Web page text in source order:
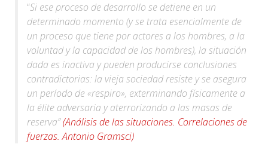
“Si ese proceso de desarrollo se detiene en un
determinado momento (y se trata esencialmente de
un proceso que tiene por actores a los hombres, a la
voluntad y la capacidad de los hombres), la situación
dada es inactiva y pueden producirse conclusiones
contradictorias: la vieja sociedad resiste y se asegura
un período de «respiro», exterminando físicamente a
la élite adversaria y aterrorizando a las masas de
reserva”(Análisis de las situaciones. Correlaciones de
fuerzas. Antonio Gramsci)